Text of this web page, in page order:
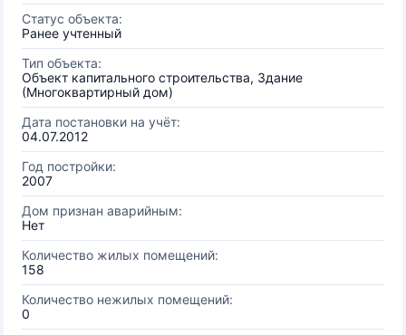
Статус объекта:
Ранее учтенный
Тип объекта:
Объект капитального строительства, Здание
(Многоквартирный дом)
Дата постановки на учёт:
04.07.2012
Год постройки:
2007
Дом признан аварийным:
Нет
Количество жилых помещений:
158
Количество нежилых помещений:
0